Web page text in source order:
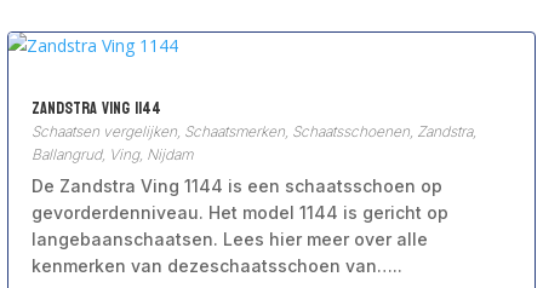
Zandstra Ving 1144
Schaatsen vergelijken Schaatsmerken Schaatsschoenen Zandstra,
Ballangrud, Ving, Nijdam
De Zandstra Ving 1144 is een schaatsschoen op
gevorderdenniveau. Het model 1144 is gericht op
langebaanschaatsen. Lees hier meer over alle
kenmerken van dezeschaatsschoen van…..